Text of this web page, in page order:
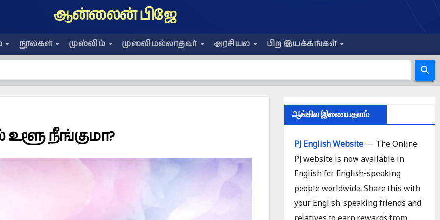
ஆன்லைன் பிஜே
நூல்கள் முஸ்லிம் முஸ்லிமல்லாதவர் அரசியல் பிற இயக்கங்கள்
நீங்குமா?
ஆங்கில இணையதளம்
PJ English Website— The Online-
PJ website is now available in
English for English-speaking
people worldwide. Share this with
your English-speaking friends and